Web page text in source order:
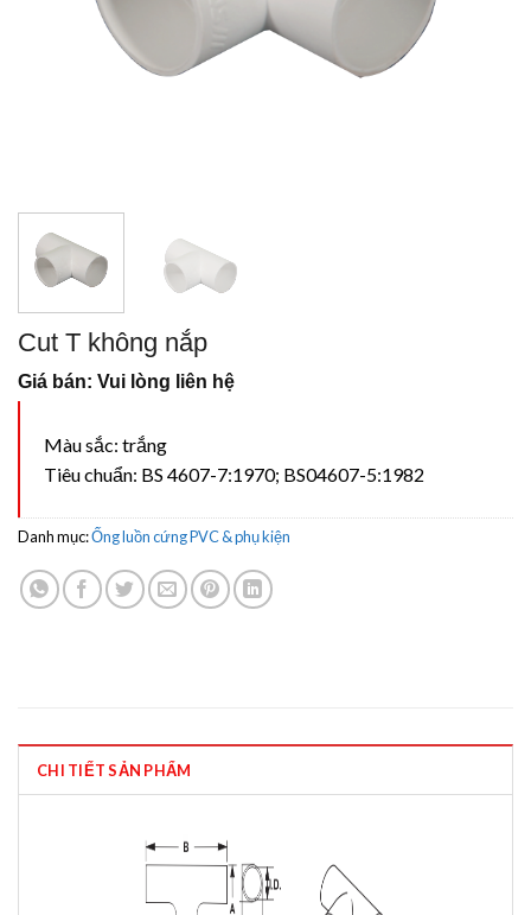
Cut T không nắp
Giá bán: Vui lòng liên hệ
Màu sắc: trắng
Tiêu chuẩn: BS 4607-7:1970; BS04607-5:1982
Danh mục:Ống luồn cứng PVC & phụ kiện
CHI TIẾT SẢN PHẨM